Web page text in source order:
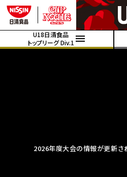
U18日清食品
トップリーグ Div.1
2026年度大会の情報が更新さ